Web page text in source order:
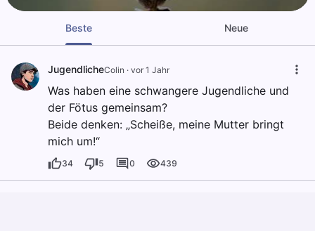
Beste Neue
JugendlicheColin · vor 1 Jahr
Was haben eine schwangere Jugendliche und
der Fötus gemeinsam?
Beide denken: „Scheiße, meine Mutter bringt
mich um!“
34 5 0 439